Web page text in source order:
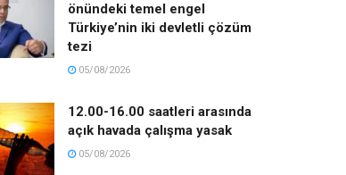
önündeki temel engel
Türkiye’nin iki devletli çözüm
tezi
05/08/2026
12.00-16.00 saatleri arasında
açık havada çalışma yasak
05/08/2026